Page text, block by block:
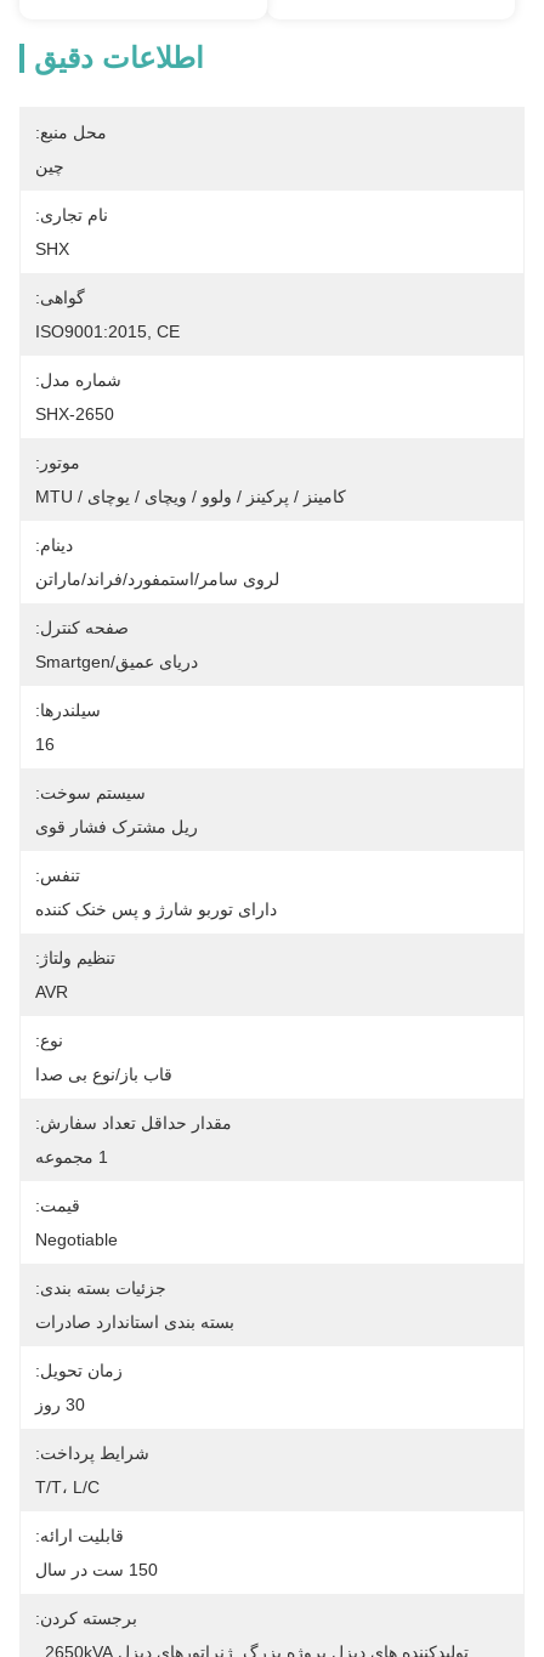
اطلاعات دقیق
محل منبع:
چین
نام تجاری:
SHX
گواهی:
ISO9001:2015, CE
شماره مدل:
SHX-2650
موتور:
کامینز / پرکینز / ولوو / ویچای / یوچای / MTU
دینام:
لروی سامر/استمفورد/فراند/ماراتن
صفحه کنترل:
دریای عمیق/Smartgen
سیلندرها:
16
سیستم سوخت:
ریل مشترک فشار قوی
تنفس:
دارای توربو شارژ و پس خنک کننده
تنظیم ولتاژ:
AVR
نوع:
قاب باز/نوع بی صدا
مقدار حداقل تعداد سفارش:
1 مجموعه
قیمت:
Negotiable
جزئیات بسته بندی:
بسته بندی استاندارد صادرات
زمان تحویل:
30 روز
شرایط پرداخت:
T/T، L/C
قابلیت ارائه:
150 ست در سال
برجسته کردن:
تولیدکننده های دیزل پروژه بزرگ ژنراتورهای دیزل 2650kVA